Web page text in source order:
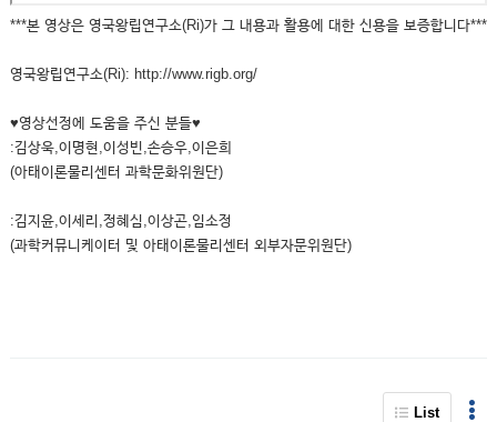
***본 영상은 영국왕립연구소(Ri)가 그 내용과 활용에 대한 신용을 보증합니다***
영국왕립연구소(Ri): http://www.rigb.org/
♥영상선정에 도움을 주신 분들♥
:김상욱,이명현,이성빈,손승우,이은희
(아태이론물리센터 과학문화위원단)
:김지윤,이세리,정혜심,이상곤,임소정
(과학커뮤니케이터 및 아태이론물리센터 외부자문위원단)
List